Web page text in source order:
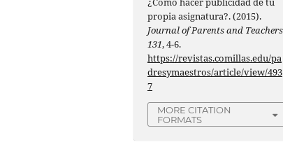
propia asignatura?. (2015).
Journal of Parents and Teachers
131, 4-6.
https://revistas.comillas.edu/pa
dresymaestros/article/view/493
7
MORE CITATION
FORMATS